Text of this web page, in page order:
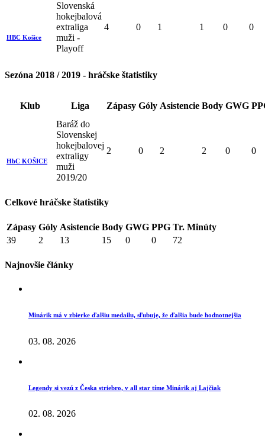
HBC Košice
Slovenská
hokejbalová
extraliga
muži -
Playoff
4 0 1 1 0 0
Sezóna 2018 / 2019 - hráčske štatistiky
Klub Liga Zápasy Góly Asistencie Body GWG
HbC KOŠICE
Baráž do
Slovenskej
hokejbalovej
extraligy
muži
2019/20
2 0 2 2 0 0
Celkové hráčske štatistiky
Zápasy Góly Asistencie Body GWG PPG Tr. Minúty
39
2 13 15 0 0 72
Najnovšie články
Minárik má v zbierke ďalšiu medailu, sľubuje, že ďalšia bude hodnotnejšia
03. 08. 2026
Legendy si vezú z Česka striebro, v all star tíme Minárik aj Lajčiak
02. 08. 2026